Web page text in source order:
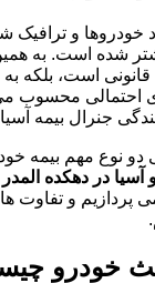
خودروها و
شده است. به
قانونی است، بلکه
جنرال بیمه آسیا کد
دو نوع مهم بیمه
آسیا در دهکده
پردازیم و تفاوت
خودرو